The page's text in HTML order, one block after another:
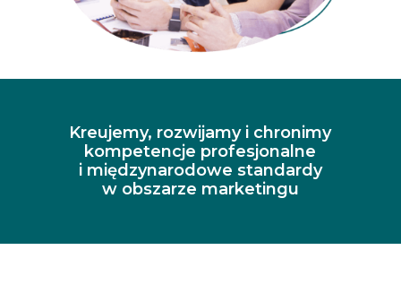
Kreujemy, rozwijamy i chronimy
kompetencje profesjonalne
i międzynarodowe standardy
w obszarze marketingu